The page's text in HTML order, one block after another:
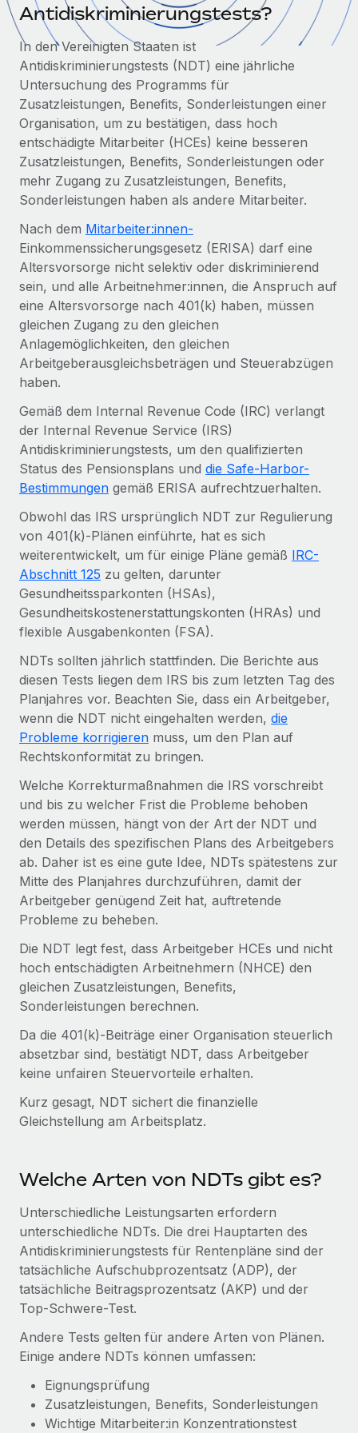
Globales Onboarding und Verwalten von
Freelancer:innen
PEO
Auslagern von komplexen HR-Aufgaben
INFRASTRUKTUR
Remote Embedded
Nahtlose Integration der HR in bestehende Abläufe
Plattform
Integrierte HR-Kernfunktionen für dein Team
Verknüpfen
Verknüpfung beliebiger KI-Tools mit Remote über unser
MCP
Integrationen
Prozessoptimierung mit unverzichtbaren Business-
Tools
DIENSTLEISTUNGEN
Frag unsere Expert:innen
Hilfe von Expert:innen für globale HR & Compliance
Einfacheres Bewerber:innen-Screening
Compliance Watchtower
Lückenlose Compliance
Geräteverwaltung
Globale Bereitstellung und Verfolgung von IT-
Geräten
Gründung von Niederlassungen
Schnelle, rechtssichere Gründung von
Niederlassungen
Mobilität und Relocation
Mühelose Relocation von Mitarbeiter:innen
Benefits
Mühelose Verwaltung von Benefits
WACHSTUMSPHASE
Startups
Agile HR- und Payroll-Lösungen für wachsende
Unternehmen
Mittelstand
Maßgeschneiderte HR-Lösungen, um Teams zu
vergrößern
Globale HR für Konzerne und Großunternehmen
PARTNER WERDEN
Strategische Technologiepartner
Flexible Einbettung von Global-HR-Funktionen in deine
Plattform
Remote Build Demnächst verfügbar
Beratung zu Integrationen und KI-Automatisierung
So hat der KI-Vorreiter Weaviate sein Team mit
Remote um 120 % vergrößert
Weaviate auf einen Blick Weaviate entwickelt KI-basierte
Open-Source-Infrastrukturen. Das...
Mehr erfahren
Strategische Partnerschaft zwischen
Reverse Tech und Remote für Contractor
Management und Payroll
Reverse Tech auf einen Blick Das Gesundheits- und
Mehr erfahren
Gesamtbeschäftigungskosten
Honorarzahlungen berechnen
Informationen zu möglichen Währungen und
Abwicklungsfristen für globale Freelancer:innen
LERNEN MIT REMOTE
Forschung und Leitfäden
Fallstudien
HR-Glossar
Checklisten und Vorlagen
Bibliothek für Stellenbeschreibungen
Webinare
Events
Informationen zu Gehältern und Qualifikationen
Insights Center
Hol dir Unterstützung
Alle Ressourcen anzeigen
BLOG
Globale Payroll
EOR und PEO
Contractor Management
Steuern
Den Blog erkunden
BLOG
Neues zu Remote-Produkten: Integration mit
Gusto und Zero und Contractor Management
Plus
Auch im neuen Jahr wollen wir bei Remote Unternehmen
aller Größen dabei unterstützen, die beste...
Wie Phiture 55 Mitarbeiter:innen in 19 Ländern
mit Remote verwaltet
Phiture ist der unumstrittene Marktführer im Bereich der
Wachstumsberatung für mobile Apps. Das...
Nederlands
Français
Deutsch
Español
Italiano
Português (Portugal)
日本語
한국어
中文（简体）
Anmelden
Antidiskriminierungstests?
In den Vereinigten Staaten ist
Antidiskriminierungstests (NDT) eine jährliche
Untersuchung des Programms für
Zusatzleistungen, Benefits, Sonderleistungen einer
Organisation, um zu bestätigen, dass hoch
entschädigte Mitarbeiter (HCEs) keine besseren
Zusatzleistungen, Benefits, Sonderleistungen oder
mehr Zugang zu Zusatzleistungen, Benefits,
Sonderleistungen haben als andere Mitarbeiter.
Nach dem Mitarbeiter:innen-
Einkommenssicherungsgesetz (ERISA) darf eine
Altersvorsorge nicht selektiv oder diskriminierend
sein, und alle Arbeitnehmer:innen, die Anspruch auf
eine Altersvorsorge nach 401(k) haben, müssen
gleichen Zugang zu den gleichen
Anlagemöglichkeiten, den gleichen
Arbeitgeberausgleichsbeträgen und Steuerabzügen
haben.
Gemäß dem Internal Revenue Code (IRC) verlangt
der Internal Revenue Service (IRS)
Antidiskriminierungstests, um den qualifizierten
Status des Pensionsplans und die Safe-Harbor-
Bestimmungen gemäß ERISA aufrechtzuerhalten.
Obwohl das IRS ursprünglich NDT zur Regulierung
von 401(k)-Plänen einführte, hat es sich
weiterentwickelt, um für einige Pläne gemäß IRC-
Abschnitt 125 zu gelten, darunter
Gesundheitssparkonten (HSAs),
Gesundheitskostenerstattungskonten (HRAs) und
flexible Ausgabenkonten (FSA).
NDTs sollten jährlich stattfinden. Die Berichte aus
diesen Tests liegen dem IRS bis zum letzten Tag des
Planjahres vor. Beachten Sie, dass ein Arbeitgeber,
wenn die NDT nicht eingehalten werden, die
Probleme korrigieren muss, um den Plan auf
Rechtskonformität zu bringen.
Welche Korrekturmaßnahmen die IRS vorschreibt
und bis zu welcher Frist die Probleme behoben
werden müssen, hängt von der Art der NDT und
den Details des spezifischen Plans des Arbeitgebers
ab. Daher ist es eine gute Idee, NDTs spätestens zur
Mitte des Planjahres durchzuführen, damit der
Arbeitgeber genügend Zeit hat, auftretende
Probleme zu beheben.
Die NDT legt fest, dass Arbeitgeber HCEs und nicht
hoch entschädigten Arbeitnehmern (NHCE) den
gleichen Zusatzleistungen, Benefits,
Sonderleistungen berechnen.
Da die 401(k)-Beiträge einer Organisation steuerlich
absetzbar sind, bestätigt NDT, dass Arbeitgeber
keine unfairen Steuervorteile erhalten.
Kurz gesagt, NDT sichert die finanzielle
Gleichstellung am Arbeitsplatz.
Welche Arten von NDTs gibt es?
Unterschiedliche Leistungsarten erfordern
unterschiedliche NDTs. Die drei Hauptarten des
Antidiskriminierungstests für Rentenpläne sind der
tatsächliche Aufschubprozentsatz (ADP), der
tatsächliche Beitragsprozentsatz (AKP) und der
Top-Schwere-Test.
Andere Tests gelten für andere Arten von Plänen.
Einige andere NDTs können umfassen:
Eignungsprüfung
Zusatzleistungen, Benefits, Sonderleistungen
Wichtige Mitarbeiter:in Konzentrationstest